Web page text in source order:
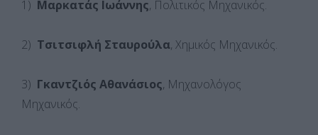
1) Μαρκατάς Ιωάννης, Πολιτικός Μηχανικός.
2) Τσιτσιφλή Σταυρούλα, Χημικός Μηχανικός.
3) Γκαντζιός Αθανάσιος, Μηχανολόγος
Μηχανικός.